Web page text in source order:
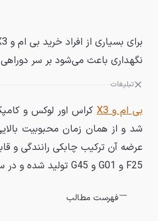
نگهداری باعث می‌شود بر سر دوراهی
تبلیغات
بی ام و X3
F25 و G01 و G45 تولید شده و در سال‌های اخیر به‌روزرسانی‌های قابل‌توجهی را تجربه کرده است.
فهرست مطالب